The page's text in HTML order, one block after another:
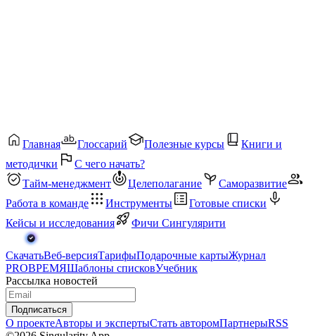
Главная Глоссарий Полезные курсы
Книги и
методички
С чего начать?
Тайм-менеджмент
Целеполагание
Саморазвитие
Работа в команде
Инструменты
Готовые списки
Кейсы и исследования
Фичи Сингулярити
СкачатьВеб-версияТарифыПодарочные картыЖурнал
PROВРЕМЯШаблоны списковУчебник
Рассылка новостей
Подписаться
О проектеАвторы и экспертыСтать авторомПартнерыRSS